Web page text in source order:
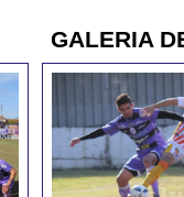
GALERIA